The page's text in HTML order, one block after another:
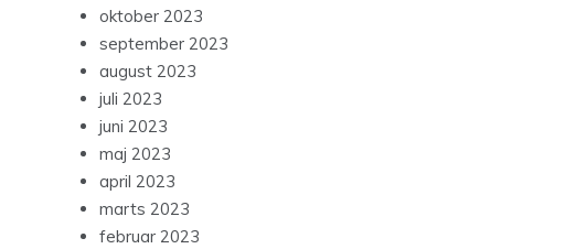
oktober 2023
september 2023
august 2023
juli 2023
juni 2023
maj 2023
april 2023
marts 2023
februar 2023